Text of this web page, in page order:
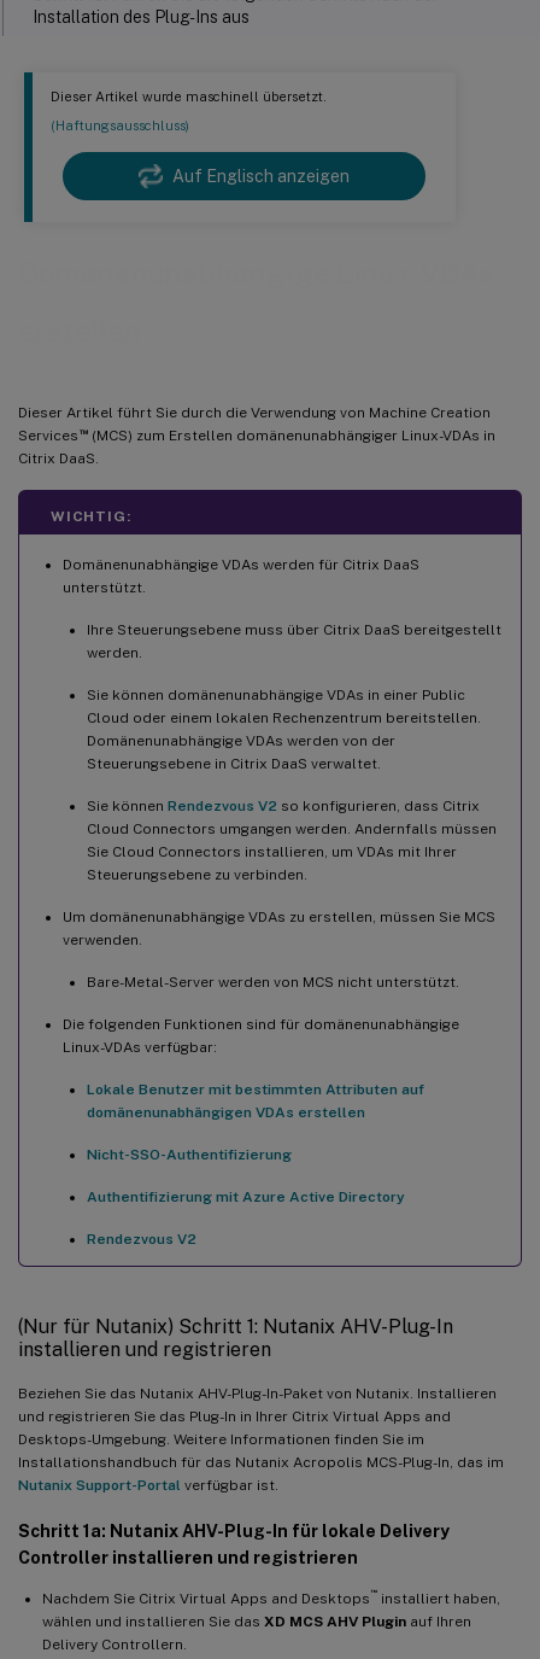
Dieser Artikel wurde maschinell übersetzt.
(Haftungsausschluss)
Auf Englisch anzeigen
Dieser Artikel führt Sie durch die Verwendung von Machine Creation
Services ™(MCS) zum Erstellen domänenunabhängiger Linux-VDAs in
Citrix DaaS.
WICHTIG:
Domänenunabhängige VDAs werden für Citrix DaaS
unterstützt.
Ihre Steuerungsebene muss über Citrix DaaS bereitgestellt
werden.
Sie können domänenunabhängige VDAs in einer Public
Cloud oder einem lokalen Rechenzentrum bereitstellen.
Domänenunabhängige VDAs werden von der
Steuerungsebene in Citrix DaaS verwaltet.
Sie können Rendezvous V2 so konfigurieren, dass Citrix
Cloud Connectors umgangen werden. Andernfalls müssen
Sie Cloud Connectors installieren, um VDAs mit Ihrer
Steuerungsebene zu verbinden.
Um domänenunabhängige VDAs zu erstellen, müssen Sie MCS
verwenden.
Bare-Metal-Server werden von MCS nicht unterstützt.
Die folgenden Funktionen sind für domänenunabhängige
Linux-VDAs verfügbar:
Lokale Benutzer mit bestimmten Attributen auf
domänenunabhängigen VDAs erstellen
Nicht-SSO-Authentifizierung
Authentifizierung mit Azure Active Directory
Rendezvous V2
(Nur für Nutanix) Schritt 1: Nutanix AHV-Plug-In
installieren und registrieren
Beziehen Sie das Nutanix AHV-Plug-In-Paket von Nutanix. Installieren
und registrieren Sie das Plug-In in Ihrer Citrix Virtual Apps and
Desktops-Umgebung. Weitere Informationen finden Sie im
Installationshandbuch für das Nutanix Acropolis MCS-Plug-In, das im
Nutanix Support-Portal verfügbar ist.
Schritt 1a: Nutanix AHV-Plug-In für lokale Delivery
Controller installieren und registrieren
Nachdem Sie Citrix Virtual Apps and Desktops ™
installiert haben,
wählen und installieren Sie das XD MCS AHV Plugin auf Ihren
Delivery Controllern.
Installation des Plug-Ins aus
Schritt 2a: Verbindung
Schritt 2b: Speicherverwaltung
Schritt 2d: Region
Schritt 3c: Linux VDA-Paket auf der Vorlagen-VM installieren
Schritt 3d: Repositories zur Installation des Pakets tdb-tools
aktivieren (nur für RHEL 7)
Schritt 3f: Anzugebende Datenbank
Schritt 3g: MCS-Variablen konfigurieren
aktualisieren (optional)
Schritt 3i: Masterimage erstellen
Schritt 5: Bereitstellungsgruppe erstellen